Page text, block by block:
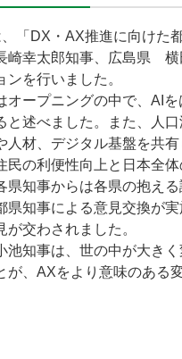
「DX・AX推進に向け
幸太郎知事、広島県 横
ンを行いました。
オープニングの中で、AI
と述べました。また、人
人材、デジタル基盤を共
民の利便性向上と日本全
県知事からは各県の抱え
県知事による意見交換が
が交わされました。
池知事は、世の中が大き
が、AXをより意味のある